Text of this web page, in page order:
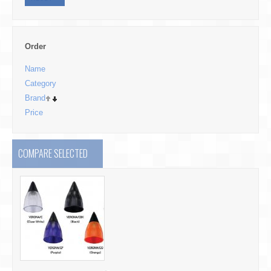
Order
Name
Category
Brand
Price
COMPARE SELECTED